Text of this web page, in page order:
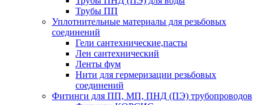
Трубы ПП
Уплотнительные материалы для резьбовых
соединений
Гели сантехнические,пасты
Лен сантехнический
Ленты фум
Нити для гермеризации резьбовых
соединений
Фитинги для ПП, МП, ПНД (ПЭ) трубопроводов